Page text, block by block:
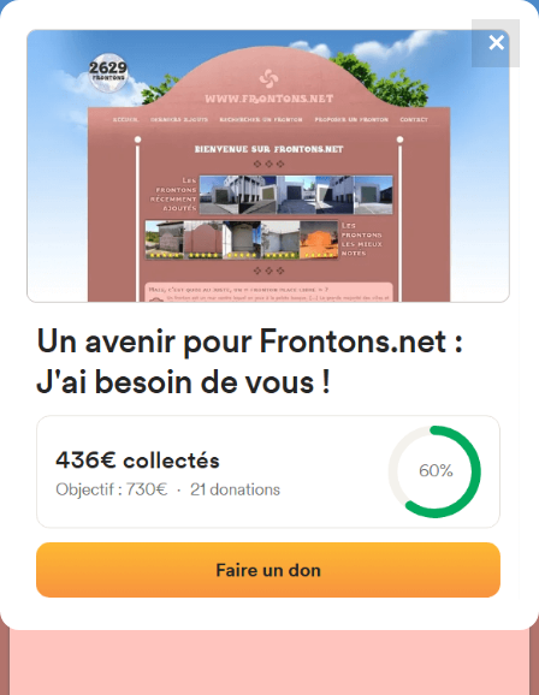
FRONTONS.NET
RECHERCHER UN FRONTON
PROPOSER UN FRONTON
4867
frontons
64200 Bassussarry, France
Photos Commentaires et avis
✕